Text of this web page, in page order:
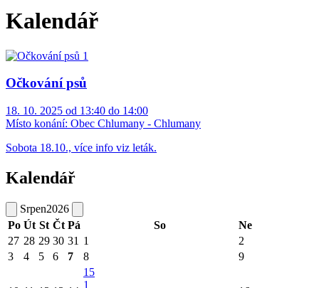
Kalendář
Očkování psů
18. 10. 2025 od 13:40 do 14:00
Místo konání: Obec Chlumany - Chlumany
Sobota 18.10., více info viz leták.
Kalendář
Srpen2026
Po Út St Čt Pá So
Ne
27 28 29 30 31 1
2
3
4 5 6 7 8 9
15
1